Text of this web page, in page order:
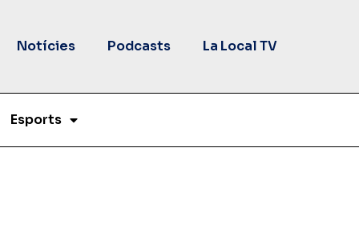
Notícies Podcasts La Local TV
Esports